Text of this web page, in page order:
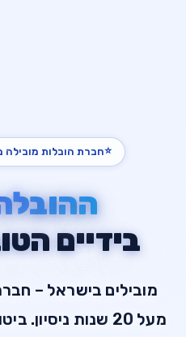
⭐חברת הובלות מובילה
בידיים
מובילים בישראל –
מעל 20 שנות